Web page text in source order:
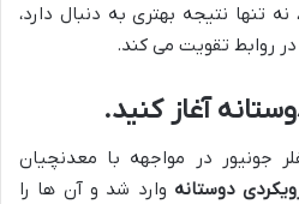
تنها نتیجه بهتری به دنبال دارد،
در روابط تقویت می کند.
جونیور در مواجهه با معدنچیان
دوستانه وارد شد و آن ها را